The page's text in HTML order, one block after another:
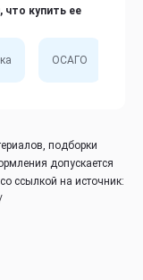
купить ее
ОСАГО
подборки
допускается
ссылкой на источник: